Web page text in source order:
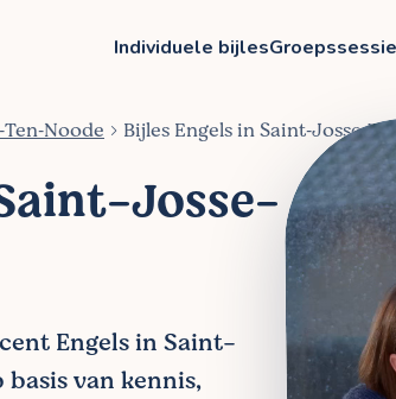
Individuele bijles
Bijles Engels in
Josse-
Engels in Saint-
van kennis,